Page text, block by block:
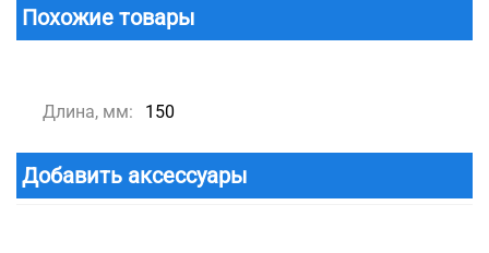
Похожие товары
Длина, мм: 150
Добавить аксессуары